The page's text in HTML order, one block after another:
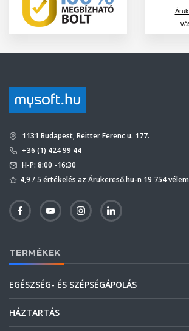
1131 Budapest, Reitter Ferenc u. 177.
+36 (1) 424 99 44
H-P: 8:00 -16:30
4,9 / 5 értékelés az Árukereső.hu-n 19 754
TERMÉKEK
EGÉSZSÉG- ÉS SZÉPSÉGÁPOLÁS
HÁZTARTÁS